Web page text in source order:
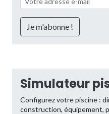
Simulateur
Configurez votre piscine :
construction, équipement,